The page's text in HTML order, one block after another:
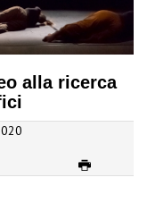
alla ricerca